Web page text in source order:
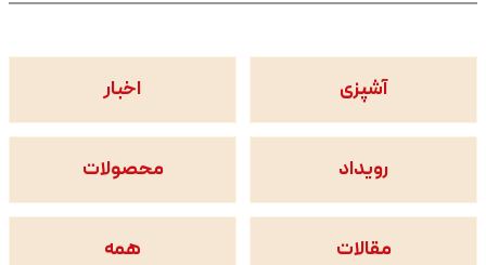
آشپزی اخبار
رویداد محصولات
مقالات همه